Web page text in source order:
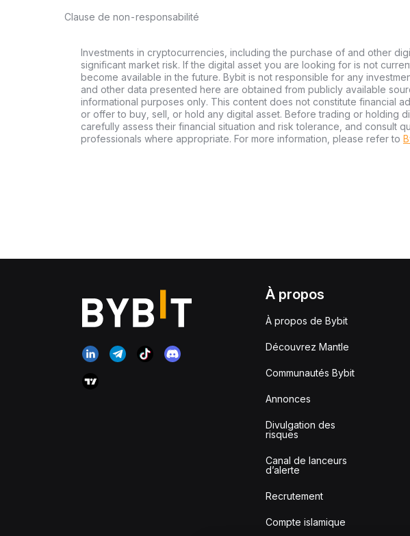
Clause de non-responsabilité
Investments in cryptocurrencies, including the purchase of and other
significant market risk. If the digital asset you are looking for is not
become available in the future. Bybit is not responsible for any
and other data presented here are obtained from publicly available
informational purposes only. This content does not constitute financial
or offer to buy, sell, or hold any digital asset. Before trading or holding
carefully assess their financial situation and risk tolerance, and consult
professionals where appropriate. For more information, please refer to
À propos
À propos de Bybit
Découvrez Mantle
Communautés Bybit
Annonces
Divulgation des
risques
Canal de lanceurs
d’alerte
Recrutement
Compte islamique